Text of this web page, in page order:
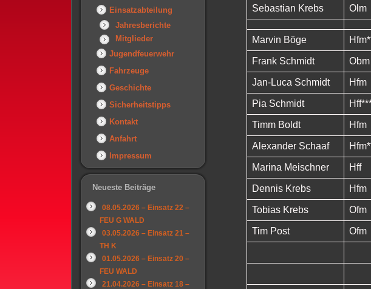
Einsatzabteilung
Jahresberichte
Mitglieder
Jugendfeuerwehr
Fahrzeuge
Geschichte
Sicherheitstipps
Kontakt
Anfahrt
Impressum
Neueste Beiträge
08.05.2026 – Einsatz 22 –
FEU G WALD
03.05.2026 – Einsatz 21 –
TH K
01.05.2026 – Einsatz 20 –
FEU WALD
21.04.2026 – Einsatz 18 –
Sebastian Krebs Olm
Marvin Böge
Frank Schmidt Obm
Jan-Luca Schmidt Hfm
Pia Schmidt
Timm Boldt Hfm
Alexander Schaaf
Marina Meischner Hff
Dennis Krebs Hfm
Tobias Krebs Ofm
Tim Post Ofm